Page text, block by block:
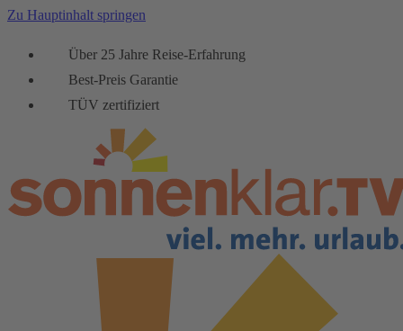
Zu Hauptinhalt springen
Über 25 Jahre Reise-Erfahrung
Best-Preis Garantie
TÜV zertifiziert